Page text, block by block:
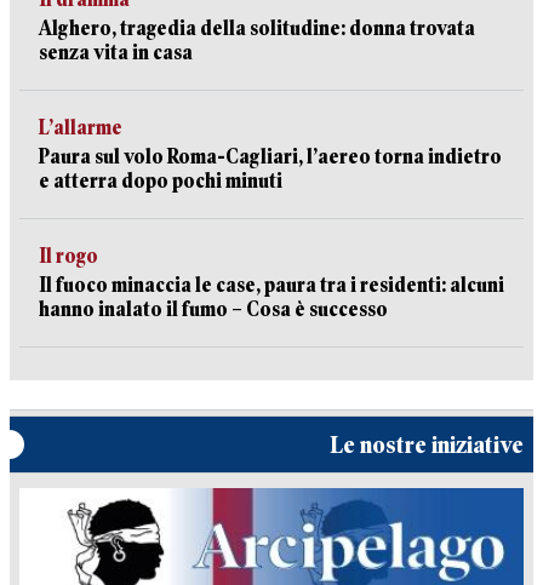
Alghero, tragedia della solitudine: donna trovata
senza vita in casa
L’allarme
Paura sul volo Roma-Cagliari, l’aereo torna indietro
e atterra dopo pochi minuti
Il rogo
Il fuoco minaccia le case, paura tra i residenti: alcuni
hanno inalato il fumo – Cosa è successo
Le nostre iniziative